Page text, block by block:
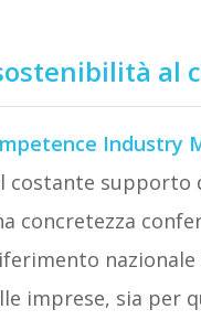
al
Industry
costante
concretezza
imprese, sia per